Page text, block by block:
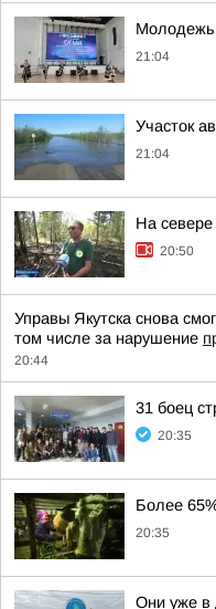
Молодежь
21:04
Участок
21:04
На севере
20:50
Управы Якутска снова
том числе за нарушение
20:44
31 боец
20:35
Более
20:35
Они уже в